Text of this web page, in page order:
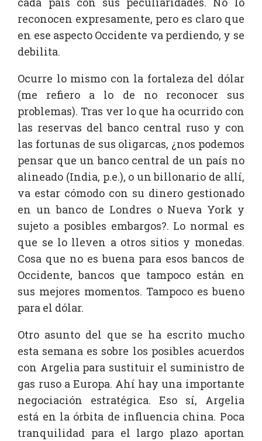
reconocen expresamente, pero es claro que
en ese aspecto Occidente va perdiendo, y se
debilita.
Ocurre lo mismo con la fortaleza del dólar
(me refiero a lo de no reconocer sus
problemas). Tras ver lo que ha ocurrido con
las reservas del banco central ruso y con
las fortunas de sus oligarcas, ¿nos podemos
pensar que un banco central de un país no
alineado (India, p.e.), o un billonario de allí,
va estar cómodo con su dinero gestionado
en un banco de Londres o Nueva York y
sujeto a posibles embargos?. Lo normal es
que se lo lleven a otros sitios y monedas.
Cosa que no es buena para esos bancos de
Occidente, bancos que tampoco están en
sus mejores momentos. Tampoco es bueno
para el dólar.
Otro asunto del que se ha escrito mucho
esta semana es sobre los posibles acuerdos
con Argelia para sustituir el suministro de
gas ruso a Europa. Ahí hay una importante
negociación estratégica. Eso sí, Argelia
está en la órbita de influencia china. Poca
tranquilidad para el largo plazo aportan